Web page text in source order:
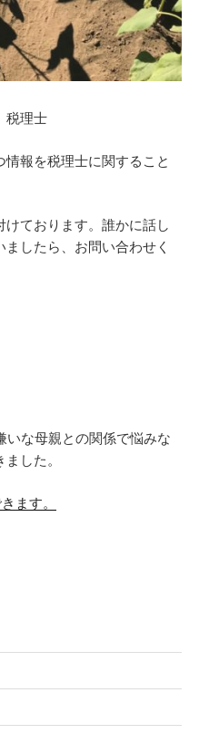
税理士
報を税理士に関すること
ております。誰かに話し
したら、お問い合わせく
いな母親との関係で悩みな
した。
ます。